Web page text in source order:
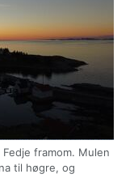
framom. Mulen
til høgre, og